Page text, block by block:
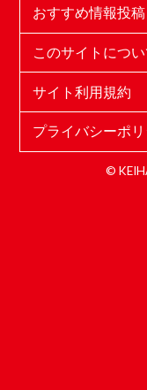
おすすめ情報投稿
このサイトについ
サイト利用規約
プライバシーポ
©